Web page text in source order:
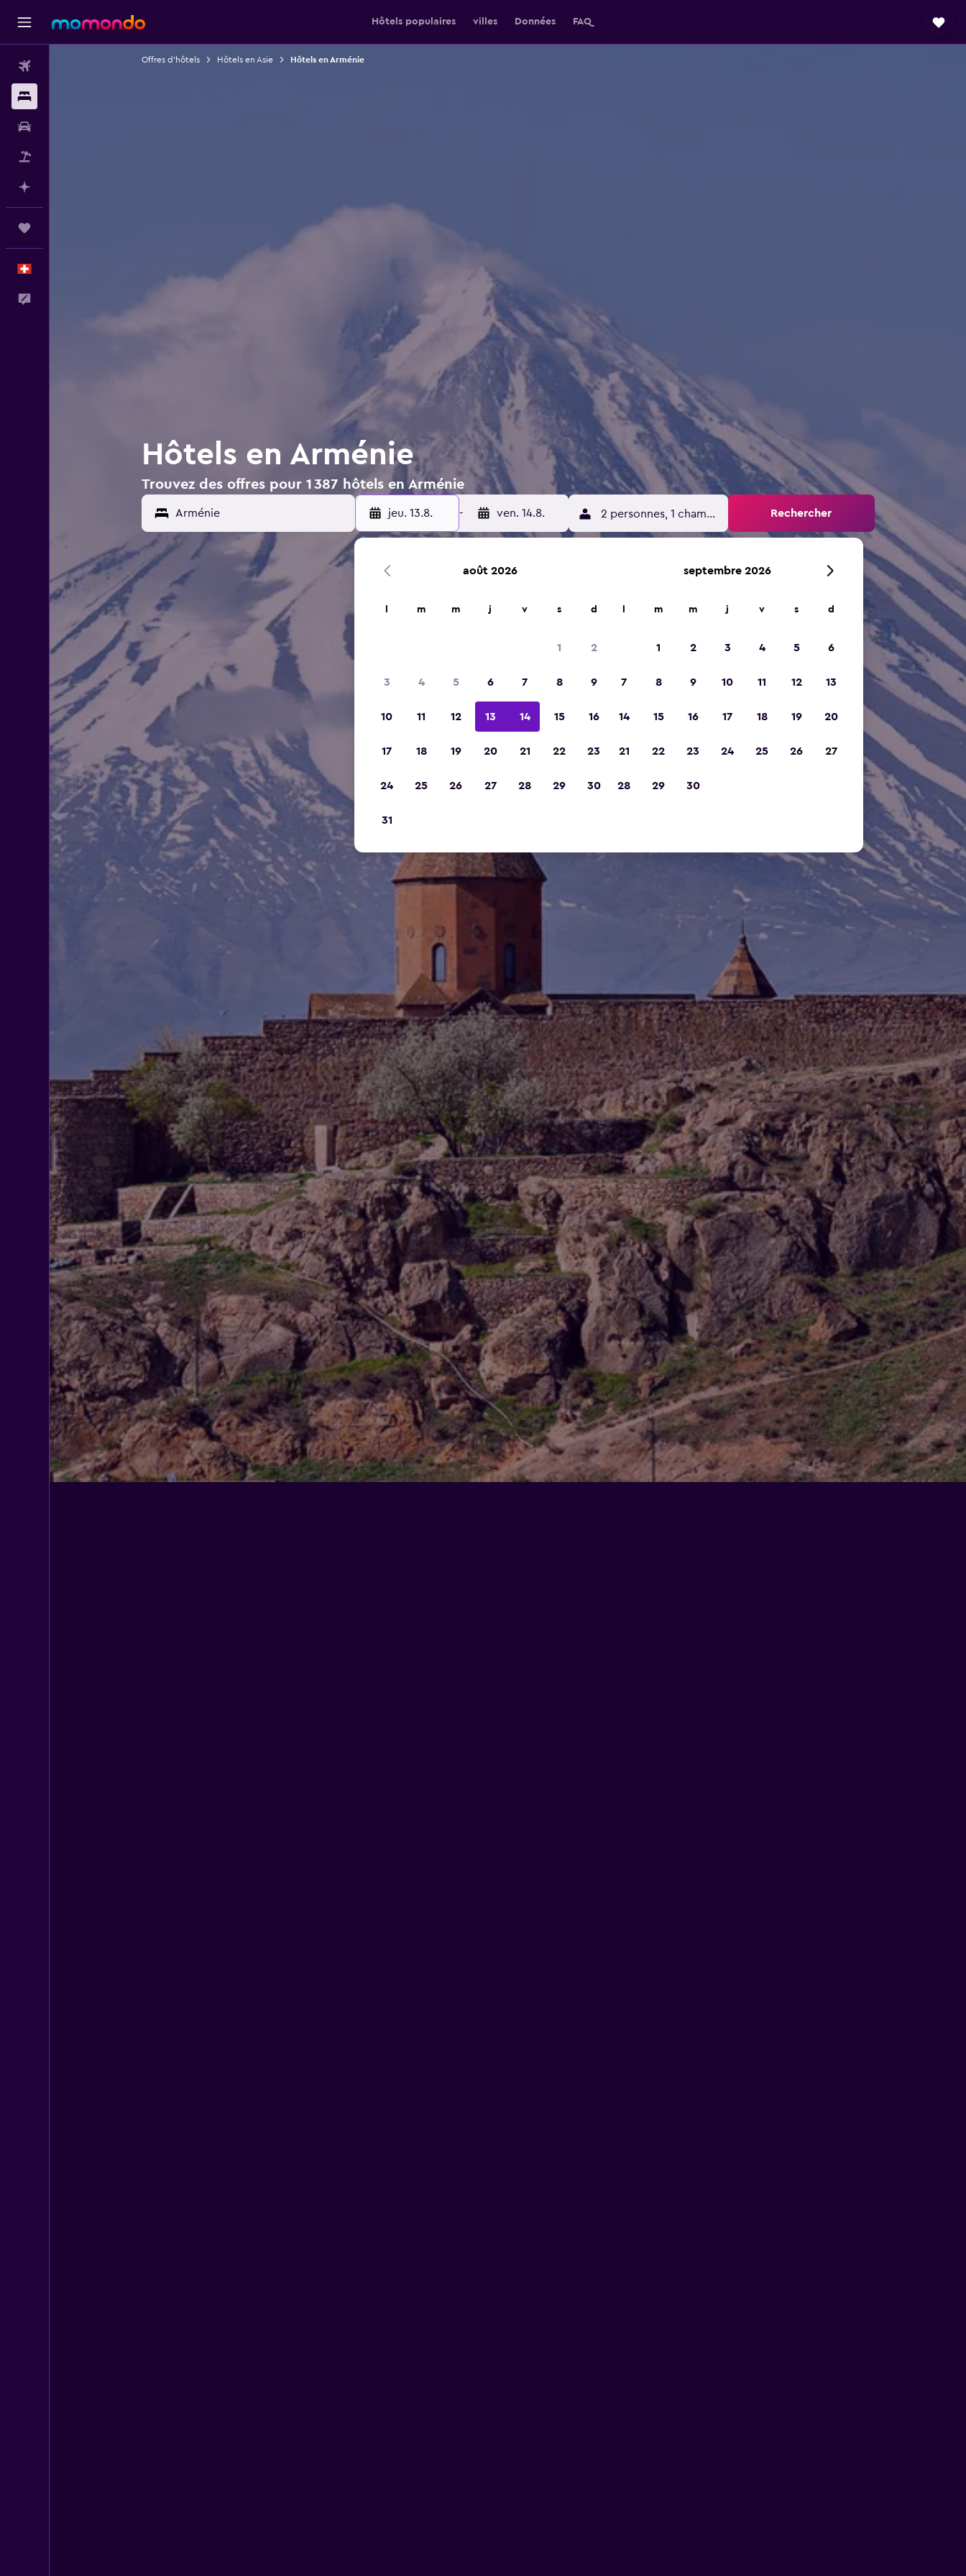
Hôtels populaires villes Données FAQ
Offres d’hôtels Hôtels en Asie Hôtels en Arménie
Hôtels en Arménie
Trouvez des offres pour 1 387 hôtels en Arménie
jeu. 13.8. - ven. 14.8. 2 personnes, 1 chambre Rechercher
août 2026
m m j v s d
1 2
3 4 5 6 7 8 9
10 11 12 13 14 15 16
17 18 19 20 21 22 23
24 25 26 27 28 29 30
31
septembre 2026
m m j v s d
1 2 3 4 5 6
7 8 9 10 11 12 13
14 15 16 17 18 19 20
21 22 23 24 25 26 27
28 29 30